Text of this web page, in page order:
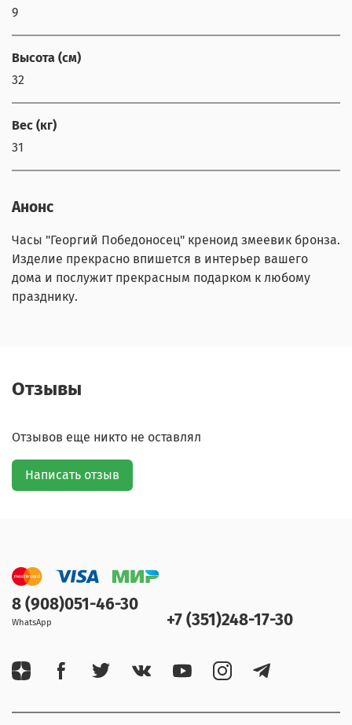
9
Высота (см)
32
Вес (кг)
31
Анонс
Часы "Георгий Победоносец" креноид змеевик бронза.
Изделие прекрасно впишется в интерьер вашего
дома и послужит прекрасным подарком к любому
празднику.
Отзывы
Отзывов еще никто не оставлял
Написать отзыв
8 (908)051-46-30
WhatsApp +7 (351)248-17-30